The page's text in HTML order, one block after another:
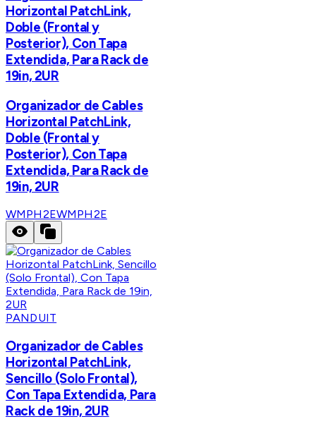
Horizontal PatchLink,
Doble (Frontal y
Posterior), Con Tapa
Extendida, Para Rack de
19in, 2UR
Organizador de Cables
Horizontal PatchLink,
Doble (Frontal y
Posterior), Con Tapa
Extendida, Para Rack de
19in, 2UR
WMPH2EWMPH2E
PANDUIT
Organizador de Cables
Horizontal PatchLink,
Sencillo (Solo Frontal),
Con Tapa Extendida, Para
Rack de 19in, 2UR